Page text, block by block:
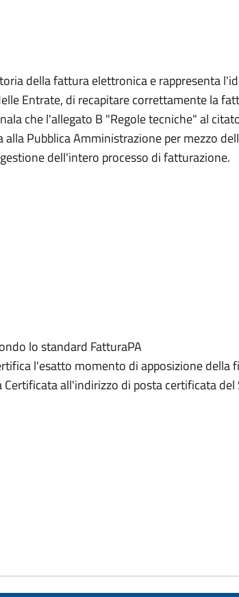
della fattura elettronica e rappresenta
Entrate, di recapitare correttamente la
che l'allegato B "Regole tecniche" al
Pubblica Amministrazione per mezzo
dell'intero processo di fatturazione.
lo standard FatturaPA
l'esatto momento di apposizione della
all'indirizzo di posta certificata del